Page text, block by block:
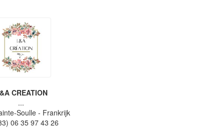
CREATION
...
Soulle- Frankrijk
06 35 97 43 26